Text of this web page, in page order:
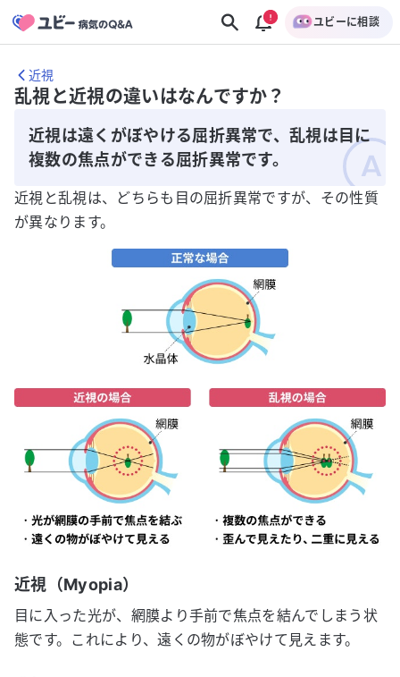
ユビーに相談
近視
乱視と近視の違いはなんですか？
近視は遠くがぼやける屈折異常で、乱視は目に
複数の焦点ができる屈折異常です。
近視と乱視は、どちらも目の屈折異常ですが、その性質
が異なります。
近視（Myopia）
目に入った光が、網膜より手前で焦点を結んでしまう状
態です。これにより、遠くの物がぼやけて見えます。